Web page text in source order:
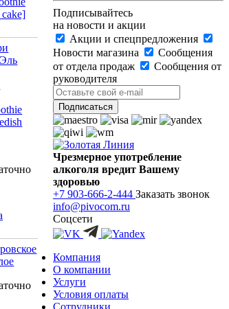
Подписывайтесь
на новости и акции
Акции и спецпредложения
Новости магазина
Сообщения
от отдела продаж
Сообщения от
руководителя
Чрезмерное употребление
алкоголя вредит Вашему
здоровью
+7 903-666-2-444 Заказать звонок
info@pivocom.ru
Соцсети
Компания
О компании
Услуги
Условия оплаты